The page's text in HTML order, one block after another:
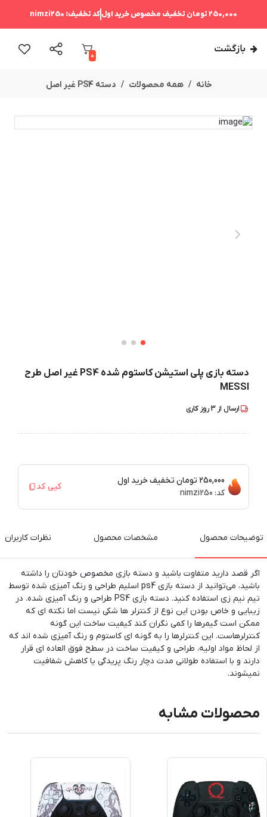
250,000 تومان تخفیف مخصوص خرید اولکد تخفیف: nimzi250
بازگشت
0
خانه همه محصولات دسته PS4 غیر اصل
دسته بازی پلی استیشن کاستوم شده PS4 غیر اصل طرح
MESSI
ارسال از 3روز کاری
250,000 تومان
تخفیف خرید اول
کد: nimzi250
کپی کد
توضیحات محصول مشخصات محصول نظرات کاربران
اگر قصد دارید متفاوت باشید و دسته بازی مخصوص خودتان را داشته
باشید، می‌توانید از دسته بازی ps4 اسلیم طراحی و رنگ آمیزی شده توسط
تیم نیم زی استفاده کنید. دسته بازی PS4 طراحی و رنگ آمیزی شده. در
زیبایی و خاص بودن این نوع از کنترلر ها شکی نیست اما نکته ای که
ممکن است گیمرها را کمی نگران کند کیفیت ساخت این گونه
کنترلرهاست. این کنترلرها را به گونه ای کاستوم و رنگ آمیزی شده اند که
از لحاظ مواد اولیه، طراحی و کیفیت ساخت در سطح فوق العاده ای قرار
دارند و با استفاده طولانی مدت دچار رنگ پریدگی یا کاهش شفافیت
نمیشوند.
محصولات مشابه